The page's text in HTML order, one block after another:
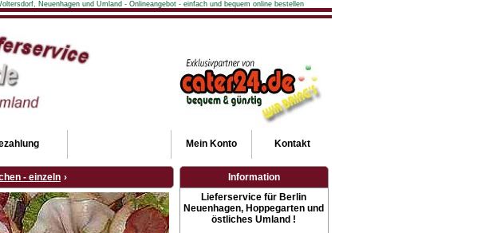
Neuenhagen und Umland - Onlineangebot - einfach und bequem online bestellen
Kontakt
Mein Konto
- einzeln ›
Information
Lieferservice für Berlin
Neuenhagen, Hoppegarten und
östliches Umland !